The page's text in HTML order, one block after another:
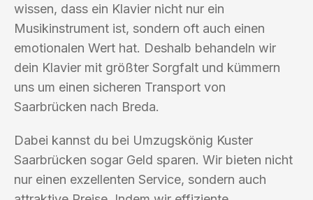
wissen, dass ein Klavier nicht nur ein
Musikinstrument ist, sondern oft auch einen
emotionalen Wert hat. Deshalb behandeln wir
dein Klavier mit größter Sorgfalt und kümmern
uns um einen sicheren Transport von
Saarbrücken nach Breda.
Dabei kannst du bei Umzugskönig Kuster
Saarbrücken sogar Geld sparen. Wir bieten nicht
nur einen exzellenten Service, sondern auch